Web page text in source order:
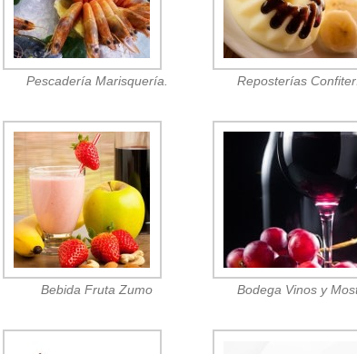
Pescadería Marisquería. Reposterías
Bebida Fruta Zumo Bodega Vinos y